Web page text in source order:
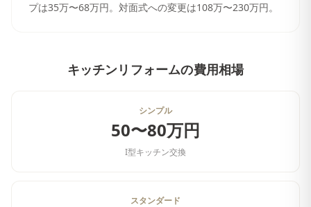
プは35万〜68万円。対面式への変更は108万〜230万円。
キッチンリフォームの費用相場
シンプル
50〜80万円
I型キッチン交換
スタンダード